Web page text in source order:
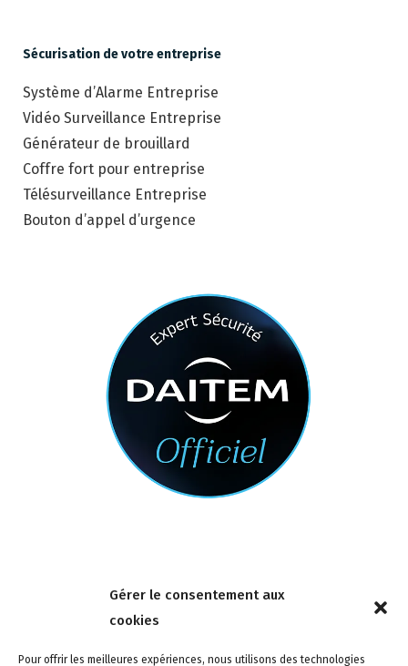
Gérer le consentement aux
cookies
Pour offrir les meilleures expériences, nous utilisons des technologies
Sécurisation de votre entreprise
Système d’Alarme Entreprise
Vidéo Surveillance Entreprise
Générateur de brouillard
Coffre fort pour entreprise
Télésurveillance Entreprise
Bouton d’appel d’urgence
4 rue de la Tour 85150 Les Achards